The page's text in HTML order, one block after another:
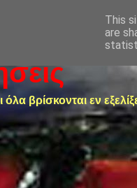
βρίσκονται εν
This
are